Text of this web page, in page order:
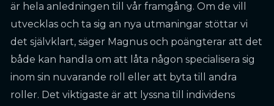
är hela anledningen till vår framgång. Om de vill
utvecklas och ta sig an nya utmaningar stöttar vi
det självklart, säger Magnus och poängterar att det
både kan handla om att låta någon specialisera sig
inom sin nuvarande roll eller att byta till andra
roller. Det viktigaste är att lyssna till individens